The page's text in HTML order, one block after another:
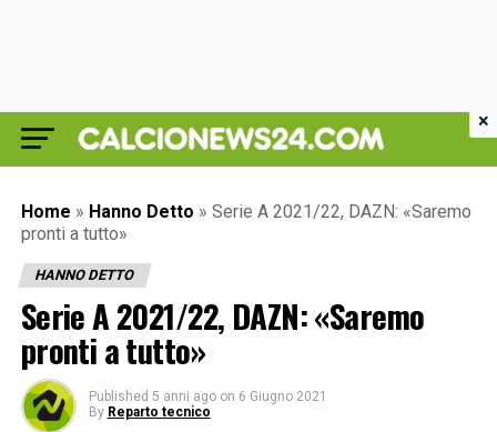
Home » Hanno Detto » Serie A 2021/22, DAZN: «Saremo
pronti a tutto»
HANNO DETTO
Serie A 2021/22, DAZN: «Saremo
pronti a tutto»
Published 5 anni ago on 6 Giugno 2021
By Reparto tecnico
×